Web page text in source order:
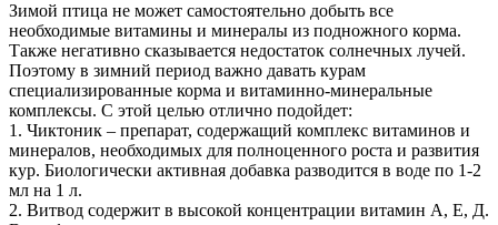
Зимой птица не может самостоятельно добыть все
необходимые витамины и минералы из подножного корма.
Также негативно сказывается недостаток солнечных лучей.
Поэтому в зимний период важно давать курам
специализированные корма и витаминно-минеральные
комплексы. С этой целью отлично подойдет:
1. Чиктоник – препарат, содержащий комплекс витаминов и
минералов, необходимых для полноценного роста и развития
кур. Биологически активная добавка разводится в воде по 1-2
мл на 1 л.
2. Витвод содержит в высокой концентрации витамин А, Е, Д.